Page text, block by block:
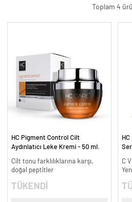
Toplam 4
HC Pigment Control Cilt
Aydınlatıcı Leke Kremi - 50 ml.
Cilt tonu farklılıklarına karşı,
doğal peptitler
TÜKENDİ
C